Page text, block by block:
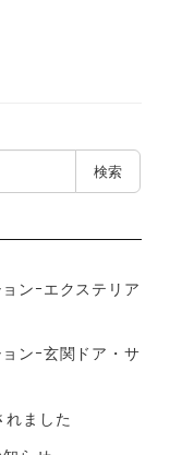
検索
ンｰエクステリア
ンｰ玄関ドア・サ
れました